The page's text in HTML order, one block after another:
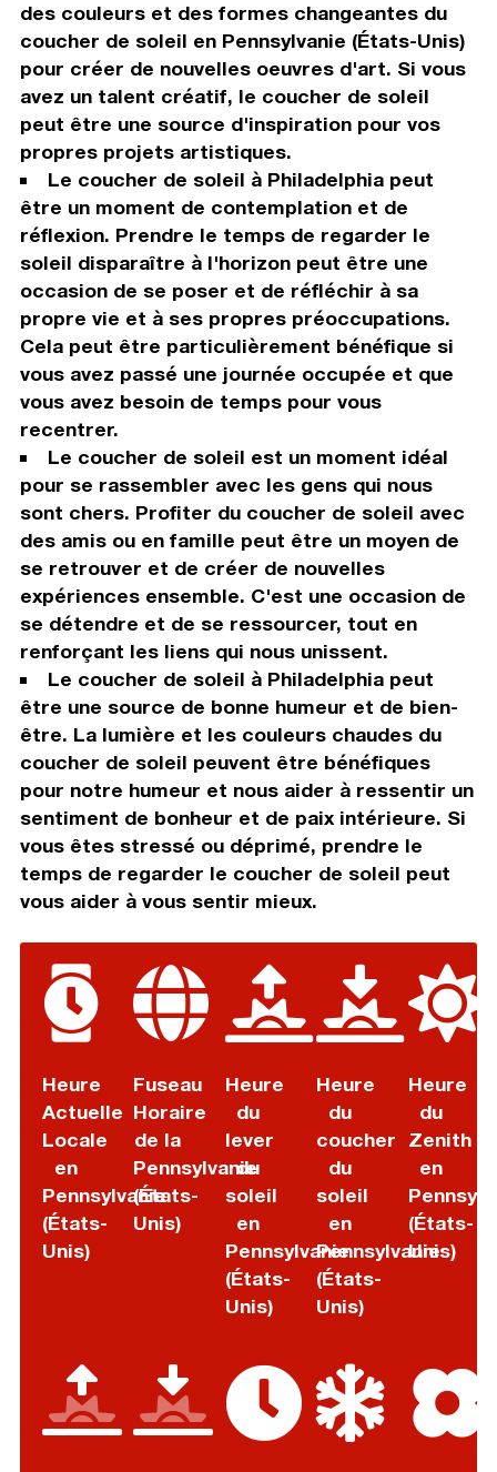
des couleurs et des formes changeantes du
coucher de soleil en Pennsylvanie (États-Unis)
pour créer de nouvelles oeuvres d'art. Si vous
avez un talent créatif, le coucher de soleil
peut être une source d'inspiration pour vos
propres projets artistiques.
Le coucher de soleil à Philadelphia peut
être un moment de contemplation et de
réflexion. Prendre le temps de regarder le
soleil disparaître à l'horizon peut être une
occasion de se poser et de réfléchir à sa
propre vie et à ses propres préoccupations.
Cela peut être particulièrement bénéfique si
vous avez passé une journée occupée et que
vous avez besoin de temps pour vous
recentrer.
Le coucher de soleil est un moment idéal
pour se rassembler avec les gens qui nous
sont chers. Profiter du coucher de soleil avec
des amis ou en famille peut être un moyen de
se retrouver et de créer de nouvelles
expériences ensemble. C'est une occasion de
se détendre et de se ressourcer, tout en
renforçant les liens qui nous unissent.
Le coucher de soleil à Philadelphia peut
être une source de bonne humeur et de bien-
être. La lumière et les couleurs chaudes du
coucher de soleil peuvent être bénéfiques
pour notre humeur et nous aider à ressentir un
sentiment de bonheur et de paix intérieure. Si
vous êtes stressé ou déprimé, prendre le
temps de regarder le coucher de soleil peut
vous aider à vous sentir mieux.
Heure
Actuelle
Locale
en
Pennsylvanie
(États-
Unis)
Fuseau
Horaire
de la
Pennsylvanie
(États-
Unis)
Heure
du
lever
du
soleil
en
Pennsylvanie
(États-
Unis)
Heure
du
coucher
du
soleil
en
Pennsylvanie
(États-
Unis)
Heure
du
Zenith
en
(États-
Unis)